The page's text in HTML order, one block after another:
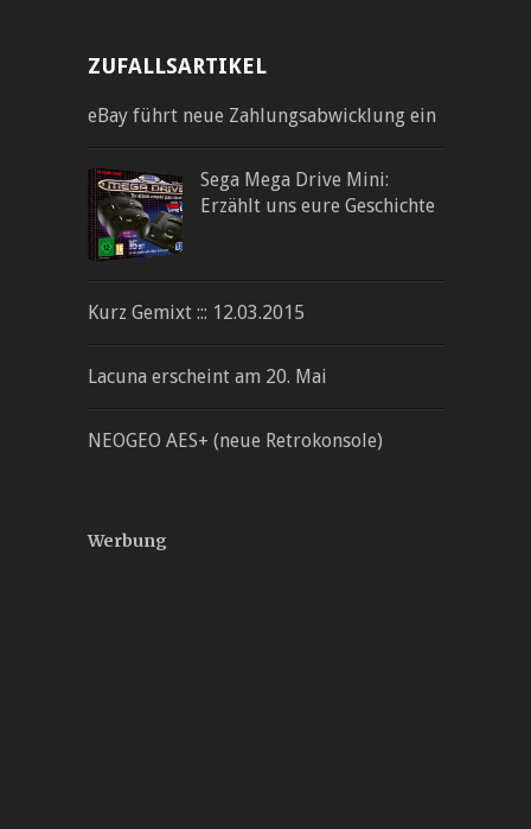
ZUFALLSARTIKEL
eBay führt neue Zahlungsabwicklung ein
Sega Mega Drive Mini:
Erzählt uns eure Geschichte
Kurz Gemixt ::: 12.03.2015
Lacuna erscheint am 20. Mai
NEOGEO AES+ (neue Retrokonsole)
Werbung